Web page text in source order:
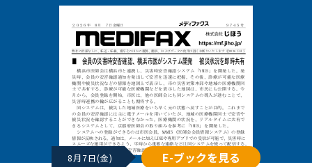
8月7日(金) E-ブックを見る